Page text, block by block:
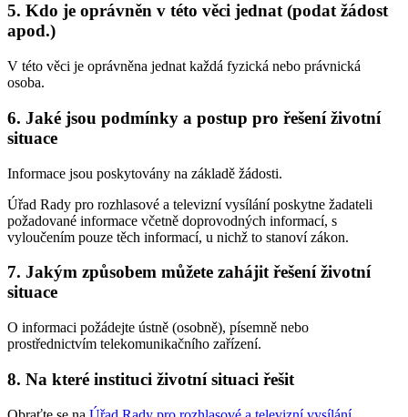
5. Kdo je oprávněn v této věci jednat (podat žádost
apod.)
V této věci je oprávněna jednat každá fyzická nebo právnická
osoba.
6. Jaké jsou podmínky a postup pro řešení životní
situace
Informace jsou poskytovány na základě žádosti.
Úřad Rady pro rozhlasové a televizní vysílání poskytne žadateli
požadované informace včetně doprovodných informací, s
vyloučením pouze těch informací, u nichž to stanoví zákon.
7. Jakým způsobem můžete zahájit řešení životní
situace
O informaci požádejte ústně (osobně), písemně nebo
prostřednictvím telekomunikačního zařízení.
8. Na které instituci životní situaci řešit